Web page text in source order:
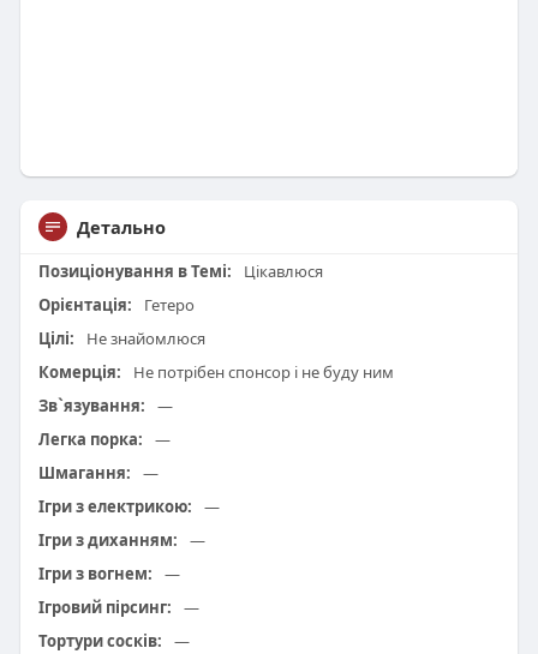
Детально
Позиціонування в Темі:
Цікавлюся
Орієнтація:
Гетеро
Цілі:
Не знайомлюся
Комерція:
Не потрібен спонсор і не буду ним
Зв`язування:
—
Легка порка:
—
Шмагання:
—
Ігри з електрикою:
—
Ігри з диханням:
—
Ігри з вогнем:
—
Ігровий пірсинг:
—
Тортури сосків:
—